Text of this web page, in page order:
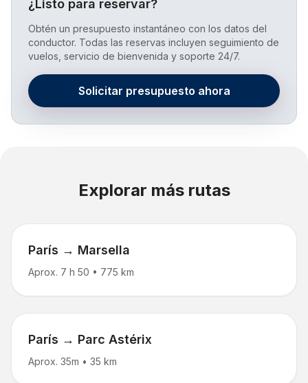
¿Listo para reservar?
Obtén un presupuesto instantáneo con los datos del
conductor. Todas las reservas incluyen seguimiento de
vuelos, servicio de bienvenida y soporte 24/7.
Solicitar presupuesto ahora
Explorar más rutas
París → Marsella
Aprox. 7 h 50 • 775 km
París → Parc Astérix
Aprox. 35m • 35 km